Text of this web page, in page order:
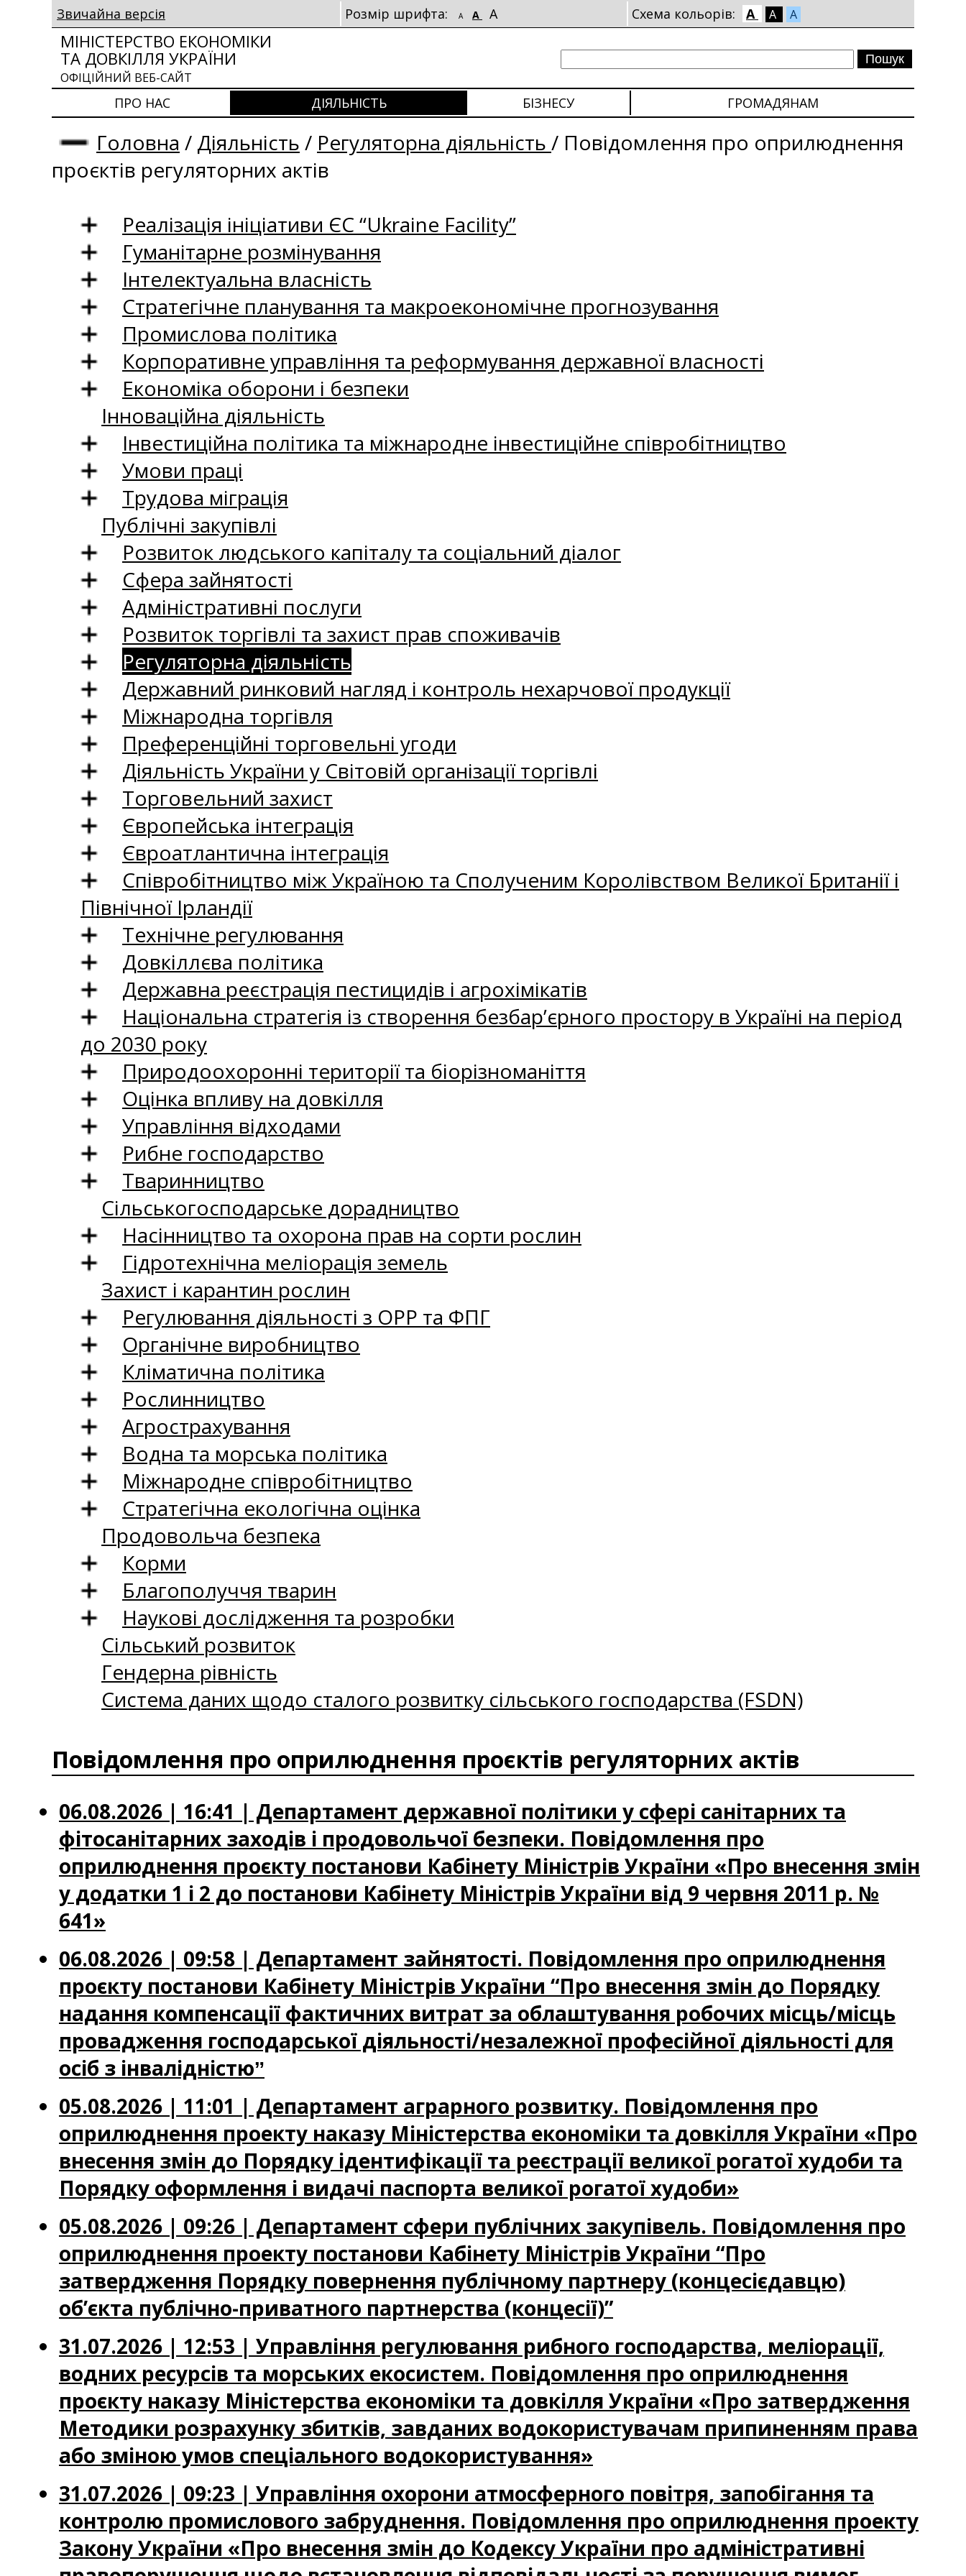
Звичайна версія Розмір шрифта: A A A Схема кольорів: A A A
МІНІСТЕРСТВО ЕКОНОМІКИ
ТА ДОВКІЛЛЯ УКРАЇНИ
ОФІЦІЙНИЙ ВЕБ-САЙТ
ПРО НАС ДІЯЛЬНІСТЬ БІЗНЕСУ ГРОМАДЯНАМ
Головна / Діяльність / Регуляторна діяльність / Повідомлення про оприлюднення
проєктів регуляторних актів
Реалізація ініціативи ЄС “Ukraine Facility”
Гуманітарне розмінування
Інтелектуальна власність
Стратегічне планування та макроекономічне прогнозування
Промислова політика
Корпоративне управління та реформування державної власності
Економіка оборони і безпеки
Інноваційна діяльність
Інвестиційна політика та міжнародне інвестиційне співробітництво
Умови праці
Трудова міграція
Публічні закупівлі
Розвиток людського капіталу та соціальний діалог
Сфера зайнятості
Адміністративні послуги
Розвиток торгівлі та захист прав споживачів
Регуляторна діяльність
Державний ринковий нагляд і контроль нехарчової продукції
Міжнародна торгівля
Преференційні торговельні угоди
Діяльність України у Світовій організації торгівлі
Торговельний захист
Європейська інтеграція
Євроатлантична інтеграція
Співробітництво між Україною та Сполученим Королівством Великої Британії і
Північної Ірландії
Технічне регулювання
Довкіллєва політика
Державна реєстрація пестицидів і агрохімікатів
Національна стратегія із створення безбар’єрного простору в Україні на період
до 2030 року
Природоохоронні території та біорізноманіття
Оцінка впливу на довкілля
Управління відходами
Рибне господарство
Тваринництво
Сільськогосподарське дорадництво
Насінництво та охорона прав на сорти рослин
Гідротехнічна меліорація земель
Захист і карантин рослин
Регулювання діяльності з ОРР та ФПГ
Органічне виробництво
Кліматична політика
Рослинництво
Агрострахування
Водна та морська політика
Міжнародне співробітництво
Стратегічна екологічна оцінка
Продовольча безпека
Корми
Благополуччя тварин
Наукові дослідження та розробки
Сільський розвиток
Гендерна рівність
Система даних щодо сталого розвитку сільського господарства (FSDN)
Повідомлення про оприлюднення проєктів регуляторних актів
06.08.2026 | 16:41 | Департамент державної політики у сфері санітарних та
фітосанітарних заходів і продовольчої безпеки. Повідомлення про
оприлюднення проєкту постанови Кабінету Міністрів України «Про внесення змін
у додатки 1 і 2 до постанови Кабінету Міністрів України від 9 червня 2011 р. №
641»
06.08.2026 | 09:58 | Департамент зайнятості. Повідомлення про оприлюднення
проєкту постанови Кабінету Міністрів України “Про внесення змін до Порядку
надання компенсації фактичних витрат за облаштування робочих місць/місць
провадження господарської діяльності/незалежної професійної діяльності для
осіб з інвалідністюˮ
05.08.2026 | 11:01 | Департамент аграрного розвитку. Повідомлення про
оприлюднення проекту наказу Міністерства економіки та довкілля України «Про
внесення змін до Порядку ідентифікації та реєстрації великої рогатої худоби та
Порядку оформлення і видачі паспорта великої рогатої худоби»
05.08.2026 | 09:26 | Департамент сфери публічних закупівель. Повідомлення про
оприлюднення проекту постанови Кабінету Міністрів України “Про
затвердження Порядку повернення публічному партнеру (концесієдавцю)
об’єкта публічно-приватного партнерства (концесії)”
31.07.2026 | 12:53 | Управління регулювання рибного господарства, меліорації,
водних ресурсів та морських екосистем. Повідомлення про оприлюднення
проєкту наказу Міністерства економіки та довкілля України «Про затвердження
Методики розрахунку збитків, завданих водокористувачам припиненням права
або зміною умов спеціального водокористування»
31.07.2026 | 09:23 | Управління охорони атмосферного повітря, запобігання та
контролю промислового забруднення. Повідомлення про оприлюднення проекту
Закону України «Про внесення змін до Кодексу України про адміністративні